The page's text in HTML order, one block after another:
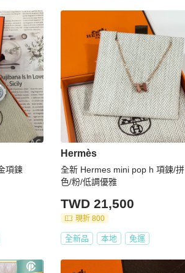
項鍊
Hermès
全新 Hermes mini pop h 項鍊/拼
色/粉/低調優雅
TWD 21,500
現折 800
全新品 本地 免運